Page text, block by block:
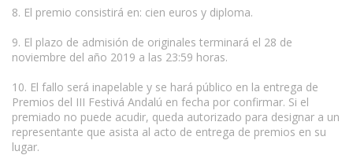
8. El premio consistirá en: cien euros y diploma.
9. El plazo de admisión de originales terminará el 28 de
noviembre del año 2019 a las 23:59 horas.
10. El fallo será inapelable y se hará público en la entrega de
Premios del III Festivá Andalú en fecha por confirmar. Si el
premiado no puede acudir, queda autorizado para designar a un
representante que asista al acto de entrega de premios en su
lugar.